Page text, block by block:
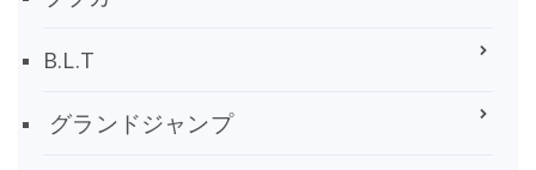
B.L.T
グランドジャンプ